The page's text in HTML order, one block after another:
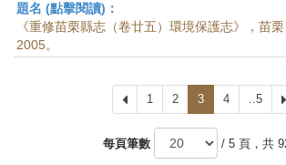
題名 (點擊閱讀)：
《重修苗栗縣志（卷廿五）環境保護志》，苗
2005。
上
一
1 2 3 4 ..5
每頁筆數
/ 5 頁，共